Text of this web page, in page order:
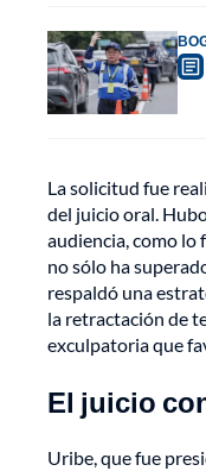
La solicitud fue
del juicio oral.
audiencia, como lo
no sólo ha
respaldó una
la retractación de
exculpatoria que
El juicio
Uribe, que fue